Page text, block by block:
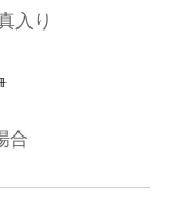
入り
合